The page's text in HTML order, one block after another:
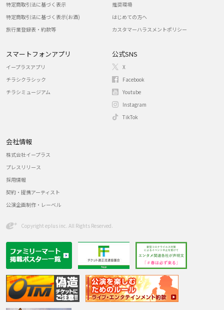
特定商取引法に基づく表示
特定商取引法に基づく表示(お酒)
旅行業登録表・約款等
推奨環境
はじめての方へ
カスタマーハラスメントポリシー
スマートフォンアプリ
イープラスアプリ
チラシクラシック
チラシミュージアム
公式SNS
X
Facebook
Youtube
Instagram
TikTok
会社情報
株式会社イープラス
プレスリリース
採用情報
契約・提携アーティスト
公演企画制作・レーベル
Copyright eplus inc. All Rights Reserved.